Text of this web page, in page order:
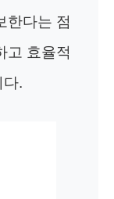
한다는 점
고 효율적
다.